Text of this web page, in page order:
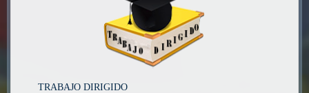
TRABAJO DIRIGIDO